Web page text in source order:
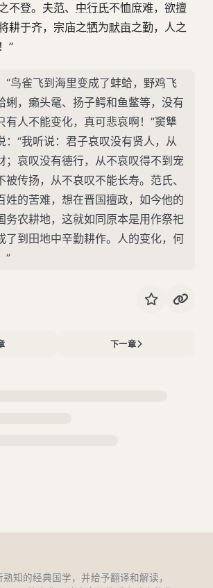
不登。夫范、 中行氏不恤庶难，欲擅
耕于齐，宗庙之牺为畎亩之勤，人之
”
“鸟雀飞到海里变成了蚌蛤，野鸡飞
蜊，癞头鼋、扬子鳄和鱼鳖等，没有
有人不能变化，真可悲哀啊！”窦犨
：“我听说：君子哀叹没有贤人，从
；哀叹没有德行，从不哀叹得不到宠
被传扬，从不哀叹不能长寿。范氏、
姓的苦难，想在晋国擅政，如今他的
务农耕地，这就如同原本是用作祭祀
了到田地中辛勤耕作。人的变化，何
”
下一章
知的经典国学，并给予翻译和解读，